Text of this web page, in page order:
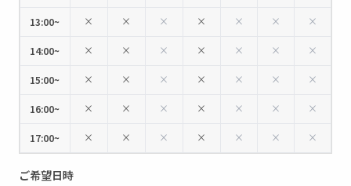
13:00~ × × × × × × ×
14:00~ × × × × × × ×
15:00~ × × × × × × ×
16:00~ × × × × × × ×
17:00~ × × × × × × ×
ご希望日時